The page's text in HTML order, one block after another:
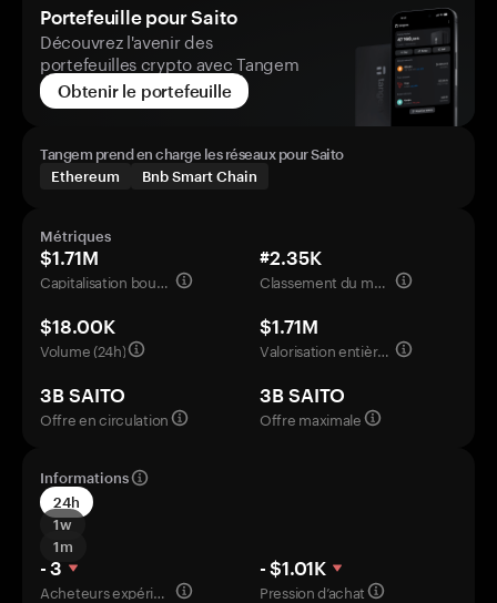
Portefeuille pour Saito
Découvrez l'avenir des
portefeuilles crypto avec Tangem
Obtenir le portefeuille
Tangem prend en charge les réseaux pour Saito
Ethereum
Bnb Smart Chain
Métriques
$1.71M
Capitalisation boursière
#2.35K
Classement du marché
$18.00K
Volume (24h)
$1.71M
Valorisation entièrement diluée
3B SAITO
Offre en circulation
3B SAITO
Offre maximale
Informations
24h
1w
1m
- 3
Acheteurs expérimentés
- $1.01K
Pression d’achat